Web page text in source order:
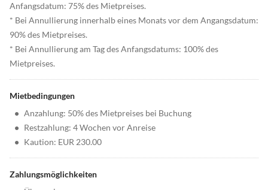
Anfangsdatum: 75% des Mietpreises.
* Bei Annullierung innerhalb eines Monats vor dem Angangsdatum:
90% des Mietpreises.
* Bei Annullierung am Tag des Anfangsdatums: 100% des
Mietpreises.
Mietbedingungen
• Anzahlung: 50% des Mietpreises bei Buchung
• Restzahlung: 4 Wochen vor Anreise
• Kaution: EUR 230.00
Zahlungsmöglichkeiten